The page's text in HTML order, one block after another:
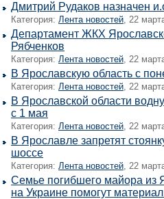
Дмитрий Рудаков назначен
Категория: Лента новостей, 22
Департамент ЖКХ
Рябченков
Категория: Лента новостей, 22
В Ярославскую область с
Категория: Лента новостей, 22
В Ярославской области
с 1 мая
Категория: Лента новостей, 22
В Ярославле запретят
шоссе
Категория: Лента новостей, 22
Семье погибшего майора из
на Украине помогут